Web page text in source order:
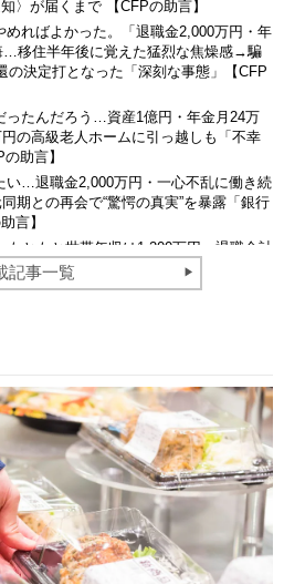
〉が届くまで 【CFPの助言】
めればよかった。「退職金2,000万円・年
…移住半年後に覚えた猛烈な焦燥感→騙
の決定打となった「深刻な事態」【CFP
ったんだろう…資産1億円・年金月24万
の高級老人ホームに引っ越しも「不幸
助言】
い…退職金2,000万円・一心不乱に働き続
期との再会で“驚愕の真実”を暴露「銀行
言】
もともと世帯年収は1,200万円・退職金計
ロ」の謎。露わとなった「原因」に絶
記事一覧